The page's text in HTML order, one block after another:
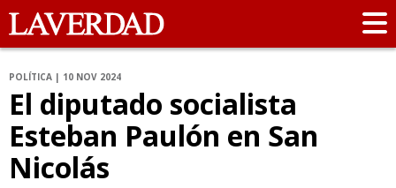
POLÍTICA | 10 NOV 2024
El diputado socialista
Esteban Paulón en San
Nicolás